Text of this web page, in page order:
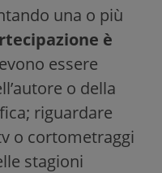
una o più
è
essere
o della
riguardare
o cortometraggi
stagioni